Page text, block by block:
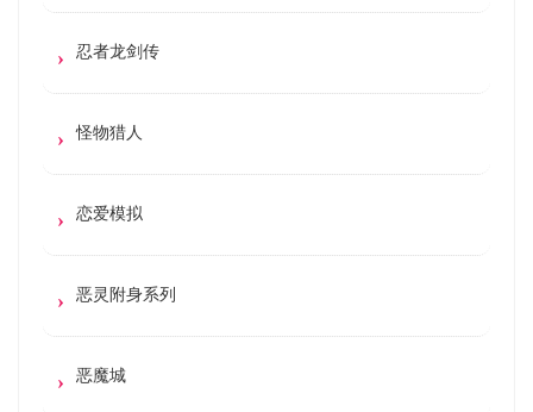
忍者龙剑传
怪物猎人
恋爱模拟
恶灵附身系列
恶魔城